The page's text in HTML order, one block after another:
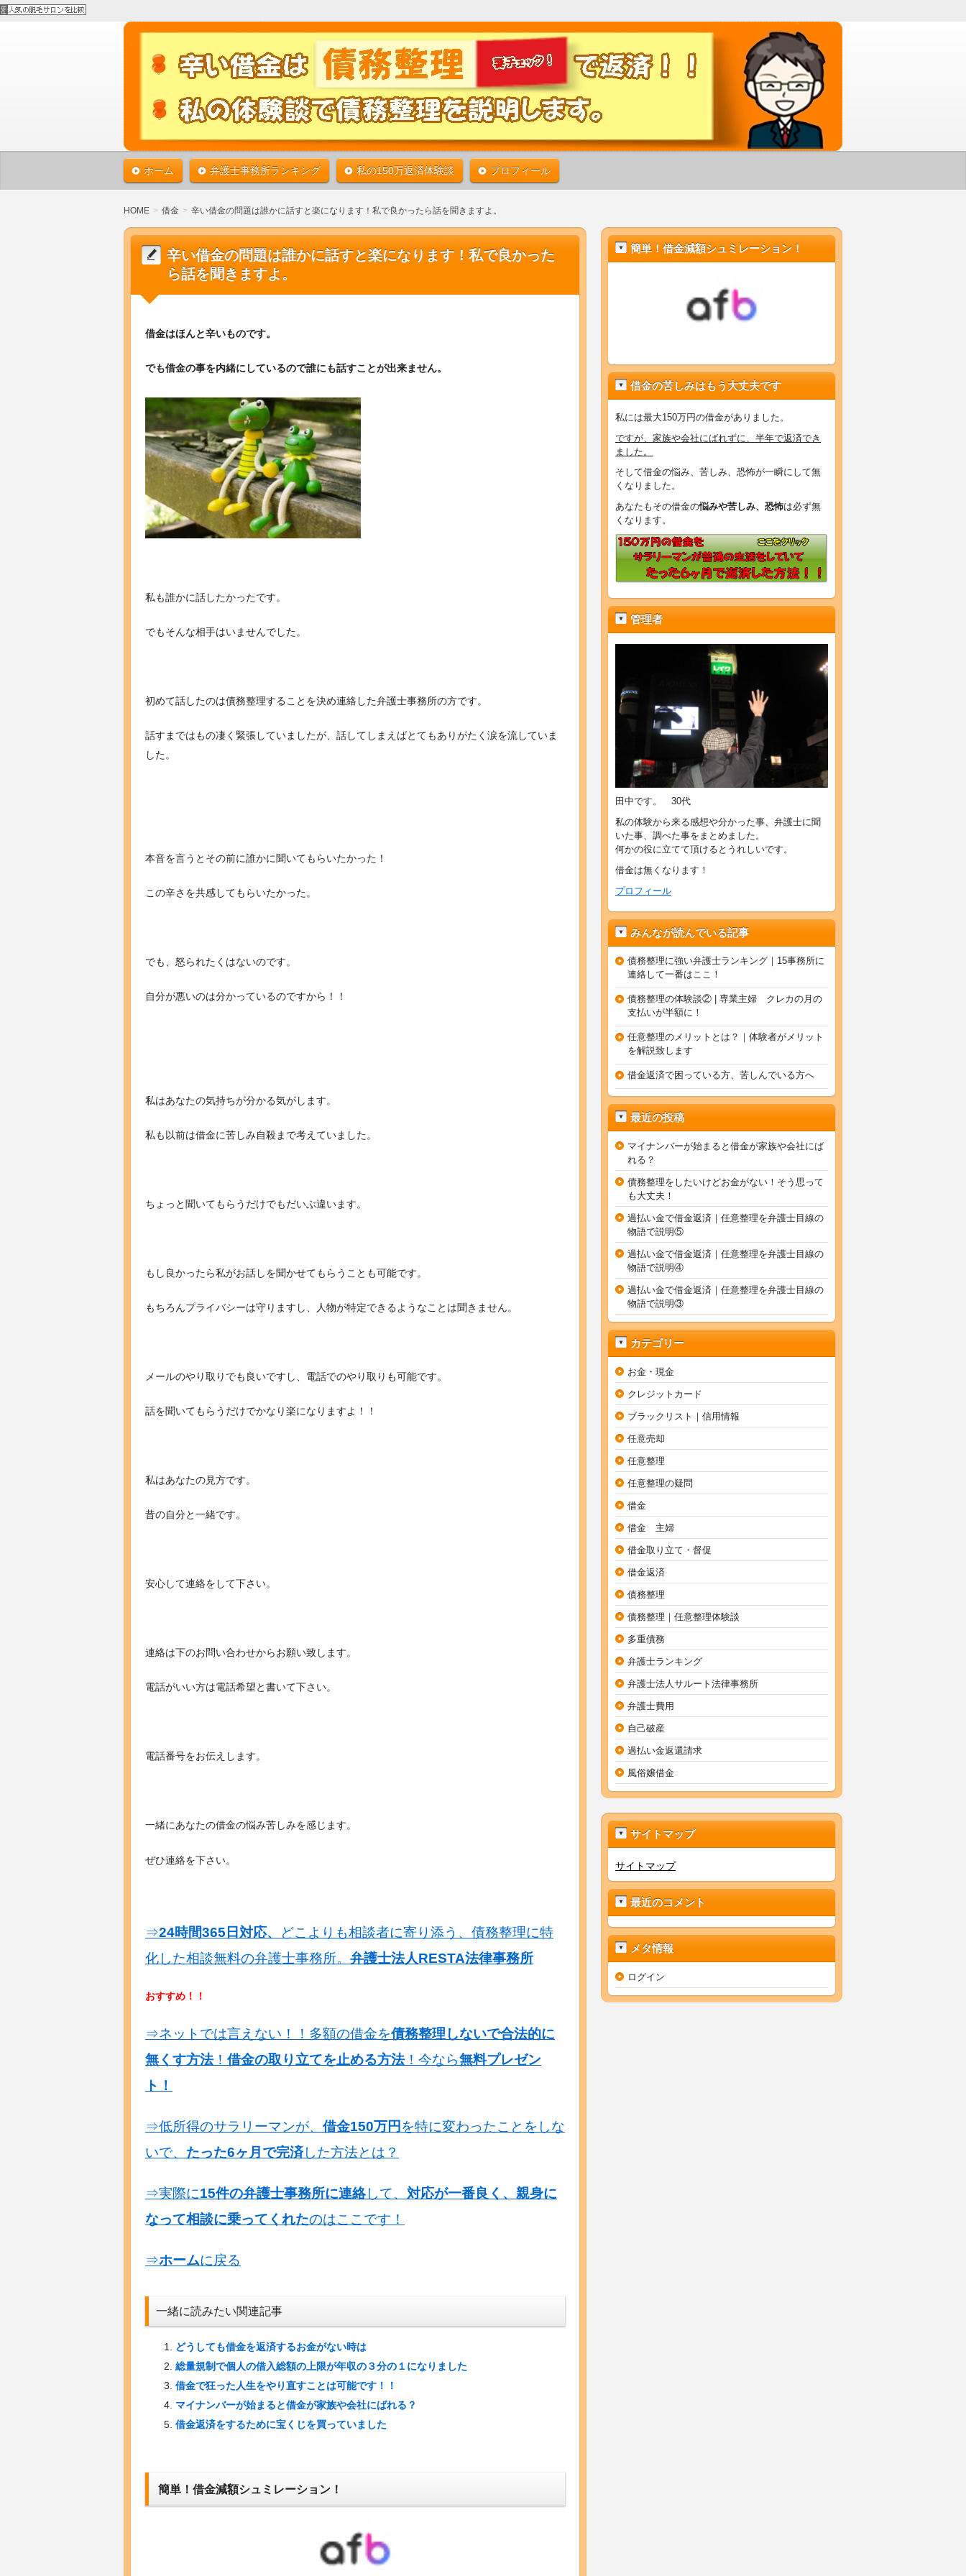
債務整理で借金返済 | 私の体験談で債務整理を説明します！
ば、必ず借金から解放されます！！150万円の借金をたったの6ヶ月で返済することが出来た任意
整理の体験談。あなたの借金も必ずなくなります！
ホーム 弁護士事務所ランキング 私の150万返済体験談 プロフィール
HOME 借金 辛い借金の問題は誰かに話すと楽になります！私で良かったら話を聞きますよ。
辛い借金の問題は誰かに話すと楽になります！私で良かった
ら話を聞きますよ。
借金はほんと辛いものです。
でも借金の事を内緒にしているので誰にも話すことが出来ません。
私も誰かに話したかったです。
でもそんな相手はいませんでした。
初めて話したのは債務整理することを決め連絡した弁護士事務所の方です。
話すまではもの凄く緊張していましたが、話してしまえばとてもありがたく涙を流していま
した。
本音を言うとその前に誰かに聞いてもらいたかった！
この辛さを共感してもらいたかった。
でも、怒られたくはないのです。
自分が悪いのは分かっているのですから！！
私はあなたの気持ちが分かる気がします。
私も以前は借金に苦しみ自殺まで考えていました。
ちょっと聞いてもらうだけでもだいぶ違います。
もし良かったら私がお話しを聞かせてもらうことも可能です。
もちろんプライバシーは守りますし、人物が特定できるようなことは聞きません。
メールのやり取りでも良いですし、電話でのやり取りも可能です。
話を聞いてもらうだけでかなり楽になりますよ！！
私はあなたの見方です。
昔の自分と一緒です。
安心して連絡をして下さい。
連絡は下のお問い合わせからお願い致します。
電話がいい方は電話希望と書いて下さい。
電話番号をお伝えします。
一緒にあなたの借金の悩み苦しみを感じます。
ぜひ連絡を下さい。
⇒24時間365日対応、
どこよりも相談者に寄り添う、債務整理に特
化した相談無料の弁護士事務所。 弁護士法人RESTA法律事務所
おすすめ！！
⇒ネットでは言えない！！多額の借金を債務整理しないで合法的に
無くす方法！ 借金の取り立てを止める方法！今なら無料プレゼン
ト！
⇒低所得のサラリーマンが、 借金150万円 を特に変わったことをしな
いで、 たった6ヶ月で完済した方法とは？
⇒実際に15件の弁護士事務所に連絡して、 対応が一番良く、親身に
なって相談に乗ってくれたのはここです！
⇒ホームに戻る
一緒に読みたい関連記事
どうしても借金を返済するお金がない時は
総量規制で個人の借入総額の上限が年収の３分の１になりました
借金で狂った人生をやり直すことは可能です！！
マイナンバーが始まると借金が家族や会社にばれる？
借金返済をするために宝くじを買っていました
簡単！借金減額シュミレーション！
簡単！借金減額シュミレーション！
借金の苦しみはもう大丈夫です
私には最大150万円の借金がありました。
ですが、家族や会社にばれずに、半年で返済でき
ました。
そして借金の悩み、苦しみ、恐怖が一瞬にして無
くなりました。
あなたもその借金の悩みや苦しみ、恐怖は必ず無
くなります。
管理者
田中です。 30代
私の体験から来る感想や分かった事、弁護士に聞
いた事、調べた事をまとめました。
何かの役に立てて頂けるとうれしいです。
借金は無くなります！
プロフィール
みんなが読んでいる記事
債務整理に強い弁護士ランキング｜15事務所に
連絡して一番はここ！
債務整理の体験談② | 専業主婦 クレカの月の
支払いが半額に！
任意整理のメリットとは？｜体験者がメリット
を解説致します
借金返済で困っている方、苦しんでいる方へ
最近の投稿
マイナンバーが始まると借金が家族や会社にば
れる？
債務整理をしたいけどお金がない！そう思って
も大丈夫！
過払い金で借金返済｜任意整理を弁護士目線の
物語で説明⑤
過払い金で借金返済｜任意整理を弁護士目線の
物語で説明④
過払い金で借金返済｜任意整理を弁護士目線の
物語で説明③
カテゴリー
お金・現金
クレジットカード
ブラックリスト｜信用情報
任意売却
任意整理
任意整理の疑問
借金
借金 主婦
借金取り立て・督促
借金返済
債務整理
債務整理｜任意整理体験談
多重債務
弁護士ランキング
弁護士法人サルート法律事務所
弁護士費用
自己破産
過払い金返還請求
風俗嬢借金
サイトマップ
サイトマップ
最近のコメント
メタ情報
ログイン